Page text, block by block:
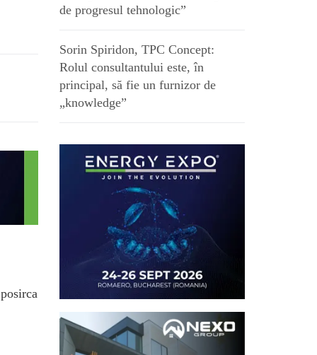
de progresul tehnologic”
Sorin Spiridon, TPC Concept:
Rolul consultantului este, în
principal, să fie un furnizor de
„knowledge”